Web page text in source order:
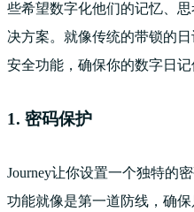
些希望数字化他们的记忆、
决方案。就像传统的带锁的
安全功能，确保你的数字日记
1. 密码保护
Journey让你设置一个独特的
功能就像是第一道防线，确